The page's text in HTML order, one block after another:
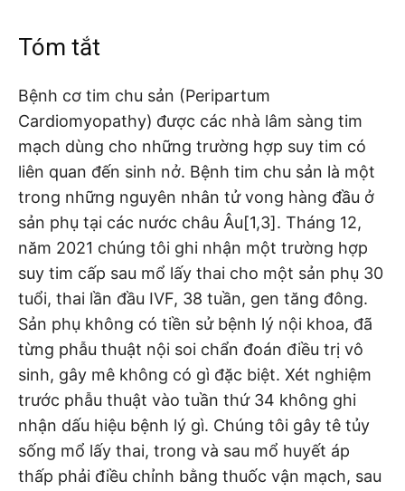
Tóm tắt
Bệnh cơ tim chu sản (Peripartum
Cardiomyopathy) được các nhà lâm sàng tim
mạch dùng cho những trường hợp suy tim có
liên quan đến sinh nở. Bệnh tim chu sản là một
trong những nguyên nhân tử vong hàng đầu ở
sản phụ tại các nước châu Âu[1,3]. Tháng 12,
năm 2021 chúng tôi ghi nhận một trường hợp
suy tim cấp sau mổ lấy thai cho một sản phụ 30
tuổi, thai lần đầu IVF, 38 tuần, gen tăng đông.
Sản phụ không có tiền sử bệnh lý nội khoa, đã
từng phẫu thuật nội soi chẩn đoán điều trị vô
sinh, gây mê không có gì đặc biệt. Xét nghiệm
trước phẫu thuật vào tuần thứ 34 không ghi
nhận dấu hiệu bệnh lý gì. Chúng tôi gây tê tủy
sống mổ lấy thai, trong và sau mổ huyết áp
thấp phải điều chỉnh bằng thuốc vận mạch, sau